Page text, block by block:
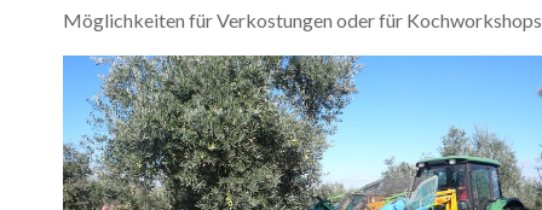
Möglichkeiten für Verkostungen oder für